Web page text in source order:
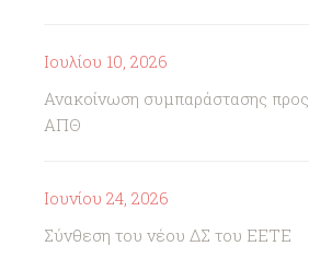
Ιουλίου 10, 2026
Ανακοίνωση συμπαράστασης
ΑΠΘ
Ιουνίου 24, 2026
Σύνθεση του νέου ΔΣ του ΕΕΤΕ